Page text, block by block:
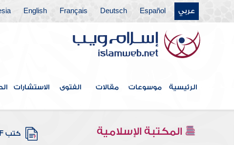
عربي Español
Deutsch
Français
English
الرئيسية موسوعات مقالات الفتوى الاستشارات
المكتبة الإسلامية كتب PDF